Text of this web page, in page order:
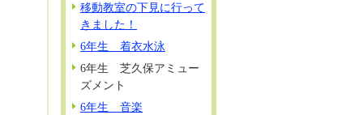
移動教室の下見に行って
きました！
6年生 着衣水泳
6年生 芝久保アミュー
ズメント
6年生 音楽